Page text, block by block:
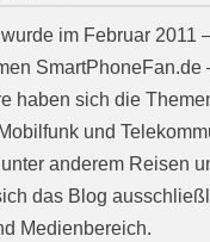
im Februar 2011
SmartPhoneFan.de
haben sich die
und
anderem Reisen
das Blog
Medienbereich.